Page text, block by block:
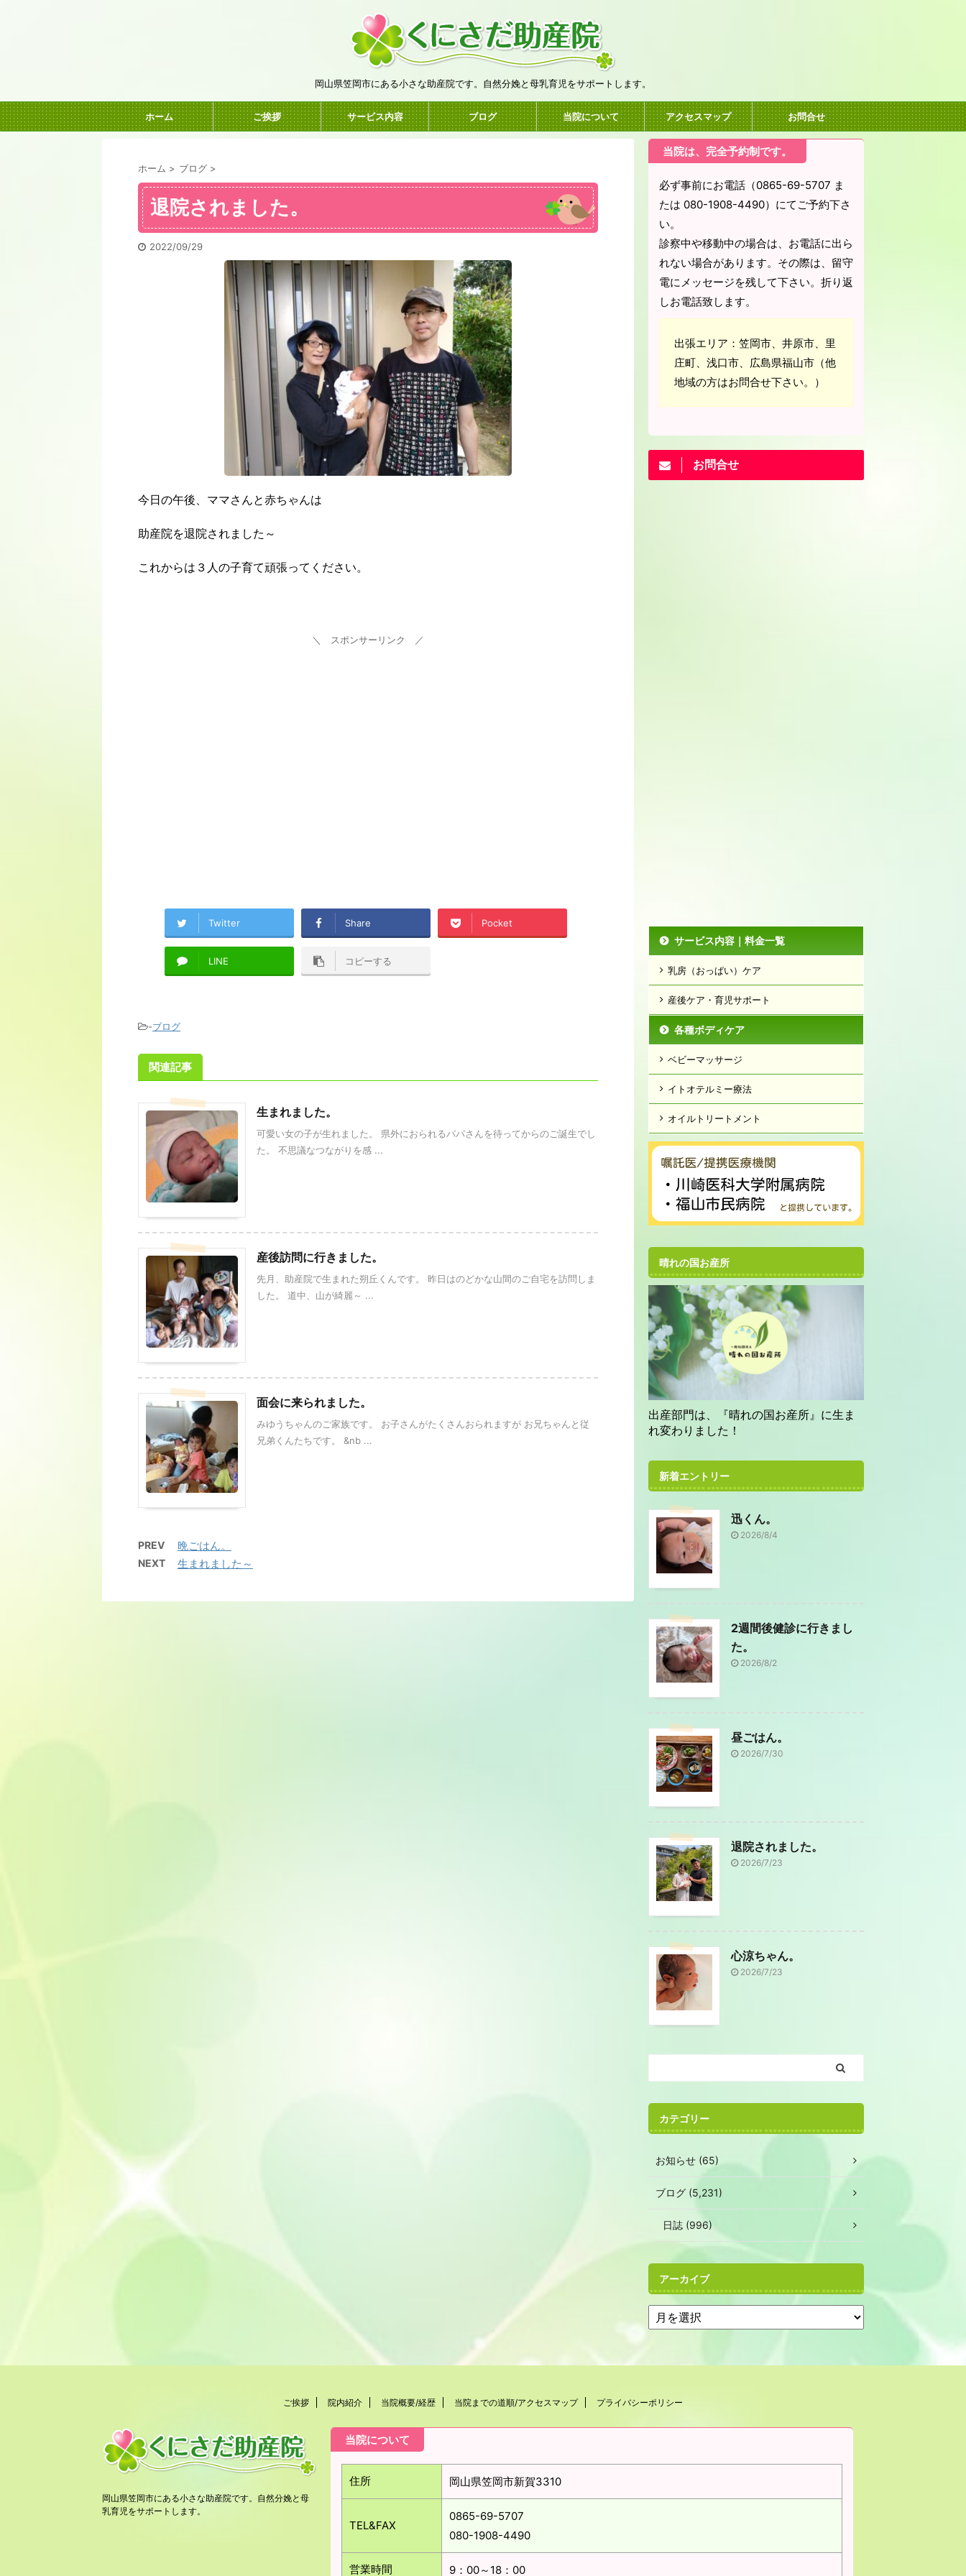
岡山県笠岡市にある小さな助産院です。自然分娩と母乳育児をサポートします。
ホーム ご挨拶 サービス内容 ブログ 当院について アクセスマップ お問合せ
ホーム > ブログ >
退院されました。
2022/09/29
今日の午後、ママさんと赤ちゃんは
助産院を退院されました～
これからは３人の子育て頑張ってください。
＼ スポンサーリンク ／
Twitter Share Pocket
LINE コピーする
-ブログ
関連記事
生まれました。
可愛い女の子が生れました。 県外におられるパパさんを待ってからのご誕生でし
た。 不思議なつながりを感 ...
産後訪問に行きました。
先月、助産院で生まれた朔丘くんです。 昨日はのどかな山間のご自宅を訪問しま
した。 道中、山が綺麗～ ...
面会に来られました。
みゆうちゃんのご家族です。 お子さんがたくさんおられますが お兄ちゃんと従
兄弟くんたちです。 &nb ...
PREV 晩ごはん。
NEXT 生まれました～
当院は、完全予約制です。
必ず事前にお電話（0865-69-5707 ま
たは 080-1908-4490）にてご予約下さ
い。
診察中や移動中の場合は、お電話に出ら
れない場合があります。その際は、留守
電にメッセージを残して下さい。折り返
しお電話致します。
出張エリア：笠岡市、井原市、里
庄町、浅口市、広島県福山市（他
地域の方はお問合せ下さい。）
お問合せ
サービス内容｜料金一覧
乳房（おっぱい）ケア
産後ケア・育児サポート
各種ボディケア
ベビーマッサージ
イトオテルミー療法
オイルトリートメント
晴れの国お産所
出産部門は、『晴れの国お産所』に生ま
れ変わりました！
新着エントリー
迅くん。
2026/8/4
2週間後健診に行きまし
た。
2026/8/2
昼ごはん。
2026/7/30
退院されました。
2026/7/23
心涼ちゃん。
2026/7/23
カテゴリー
お知らせ (65)
ブログ (5,231)
日誌 (996)
アーカイブ
ご挨拶 院内紹介 当院概要/経歴 当院までの道順/アクセスマップ プライバシーポリシー
当院について
住所 岡山県笠岡市新賀3310
TEL&FAX
0865-69-5707
080-1908-4490
営業時間 9：00～18：00
岡山県笠岡市にある小さな助産院です。自然分娩と母
乳育児をサポートします。